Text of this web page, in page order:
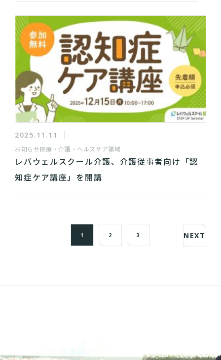
2025.11.11
お知らせ医療・介護・ヘルスケア領域
レバウェルスクール介護、介護従事者向け「認
知症ケア講座」を開講
1 2 3 NEXT